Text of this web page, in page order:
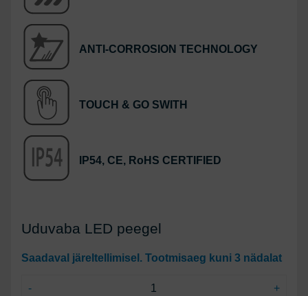
ANTI-CORROSION TECHNOLOGY
TOUCH & GO SWITH
IP54, CE, RoHS CERTIFIED
Uduvaba LED peegel
Saadaval järeltellimisel. Tootmisaeg kuni 3 nädalat
- +